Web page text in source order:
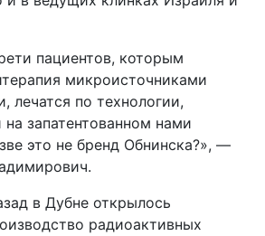
пациентов, которым
микроисточниками
лечатся по технологии,
запатентованном нами
это не бренд Обнинска?», —
в Дубне открылось
радиоактивных